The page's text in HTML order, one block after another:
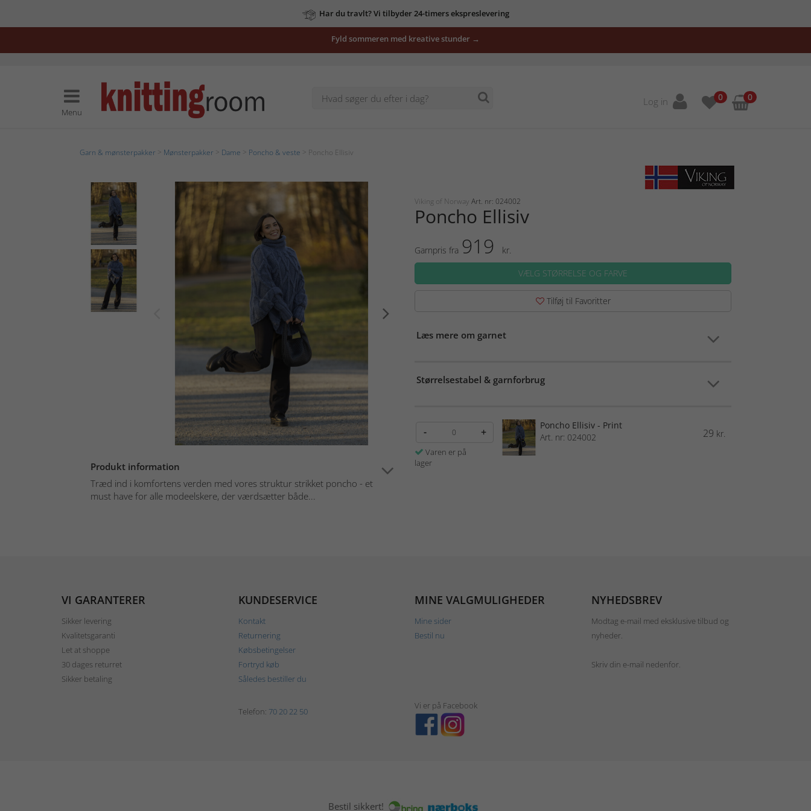
Har du travlt? Vi tilbyder 24-timers ekspreslevering
Fyld sommeren med kreative stunder →
Menu
Log in 0 0
Garn & mønsterpakker Mønsterpakker Dame Poncho & veste > Poncho Ellisiv
Produkt information
Træd ind i komfortens verden med vores struktur strikket poncho - et
must have for alle modeelskere, der værdsætter både...
Viking of Norway Art. nr: 024002
Poncho Ellisiv
Garnpris fra 919
kr.
VÆLG STØRRELSE OG FARVE
Tilføj til Favoritter
Læs mere om garnet
Størrelsestabel & garnforbrug
- +
Varen er på
lager
Poncho Ellisiv - Print
Art. nr: 024002
29 kr.
VI GARANTERER
Sikker levering
Kvalitetsgaranti
Let at shoppe
30 dages returret
Sikker betaling
KUNDESERVICE
Kontakt
Returnering
Købsbetingelser
Fortryd køb
Således bestiller du
MINE VALGMULIGHEDER
Mine sider
Bestil nu
NYHEDSBREV
Modtag e-mail med eksklusive tilbud og
nyheder.
Skriv din e-mail nedenfor.
Telefon: 70 20 22 50
Vi er på Facebook
Bestil sikkert!